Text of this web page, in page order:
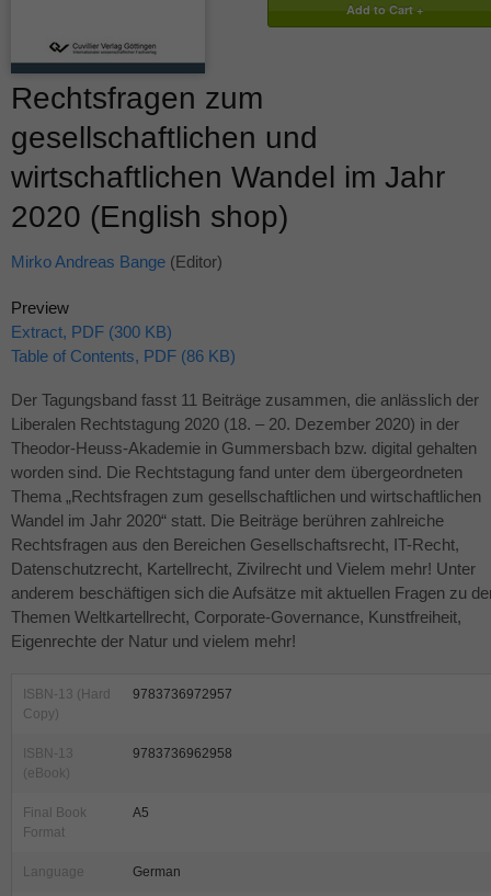
Rechtsfragen zum
gesellschaftlichen und
wirtschaftlichen Wandel im Jahr
2020 (English shop)
Mirko Andreas Bange (Editor)
Preview
Extract, PDF (300 KB)
Table of Contents, PDF (86 KB)
Der Tagungsband fasst 11 Beiträge zusammen, die anlässlich der
Liberalen Rechtstagung 2020 (18. – 20. Dezember 2020) in der
Theodor-Heuss-Akademie in Gummersbach bzw. digital gehalten
worden sind. Die Rechtstagung fand unter dem übergeordneten
Thema „Rechtsfragen zum gesellschaftlichen und wirtschaftlichen
Wandel im Jahr 2020“ statt. Die Beiträge berühren zahlreiche
Rechtsfragen aus den Bereichen Gesellschaftsrecht, IT-Recht,
Datenschutzrecht, Kartellrecht, Zivilrecht und Vielem mehr! Unter
anderem beschäftigen sich die Aufsätze mit aktuellen Fragen zu
Themen Weltkartellrecht, Corporate-Governance, Kunstfreiheit,
Eigenrechte der Natur und vielem mehr!
ISBN-13 (Hard
Copy)
9783736972957
ISBN-13
(eBook)
9783736962958
Final Book
Format
A5
Language German